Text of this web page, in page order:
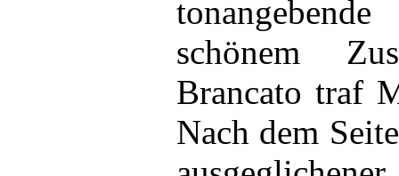
schönem
Brancato traf
Nach dem